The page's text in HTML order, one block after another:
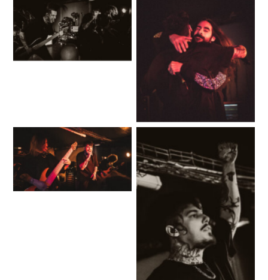
No Caption
No Caption
No Caption
No Caption